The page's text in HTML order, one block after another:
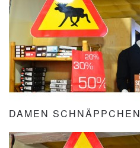
DAMEN SCHNÄPPCHEN